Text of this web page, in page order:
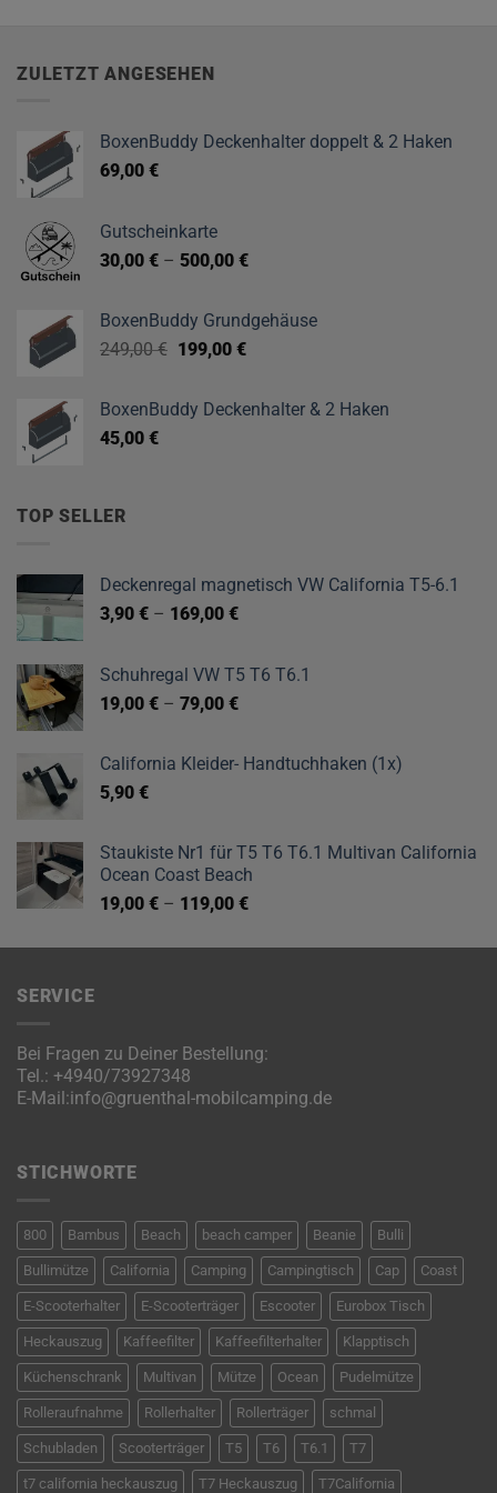
ZULETZT ANGESEHEN
BoxenBuddy Deckenhalter doppelt & 2 Haken
69,00 €
Gutscheinkarte
30,00 € – 500,00 €
BoxenBuddy Grundgehäuse
249,00€ Ursprünglicher
249,00 €
199,00 €Aktueller
199,00 €.
BoxenBuddy Deckenhalter & 2 Haken
45,00 €
TOP SELLER
Deckenregal magnetisch VW California T5-6.1
3,90 € – 169,00 €
Schuhregal VW T5 T6 T6.1
19,00 € – 79,00 €
California Kleider- Handtuchhaken (1x)
5,90 €
Staukiste Nr1 für T5 T6 T6.1 Multivan California
Ocean Coast Beach
19,00 € – 119,00 €
SERVICE
Bei Fragen zu Deiner Bestellung:
Tel.: +4940/73927348
E-Mail:info@gruenthal-mobilcamping.de
STICHWORTE
800 Bambus Beach beach camper Beanie Bulli
Bullimütze California Camping Campingtisch Cap Coast
E-Scooterhalter E-Scooterträger Escooter Eurobox Tisch
Heckauszug Kaffeefilter Kaffeefilterhalter Klapptisch
Küchenschrank Multivan Mütze Ocean Pudelmütze
Rolleraufnahme Rollerhalter Rollerträger schmal
Schubladen Scooterträger T5 T6 T6.1 T7
t7 california heckauszug T7 Heckauszug T7California